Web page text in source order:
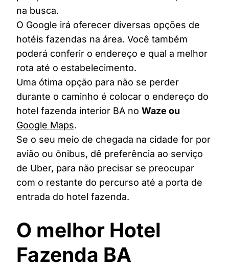
na busca.
O Google irá oferecer diversas opções de
hotéis fazendas na área. Você também
poderá conferir o endereço e qual a melhor
rota até o estabelecimento.
Uma ótima opção para não se perder
durante o caminho é colocar o endereço do
hotel fazenda interior BA no Waze ou
Google Maps.
Se o seu meio de chegada na cidade for por
avião ou ônibus, dê preferência ao serviço
de Uber, para não precisar se preocupar
com o restante do percurso até a porta de
entrada do hotel fazenda.
O melhor Hotel
Fazenda BA